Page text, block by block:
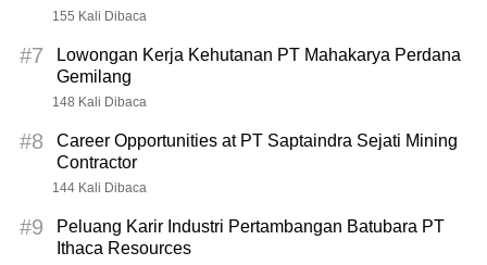
155 Kali Dibaca
#7
Lowongan Kerja Kehutanan PT Mahakarya Perdana
Gemilang
148 Kali Dibaca
#8
Career Opportunities at PT Saptaindra Sejati Mining
Contractor
144 Kali Dibaca
#9
Peluang Karir Industri Pertambangan Batubara PT
Ithaca Resources